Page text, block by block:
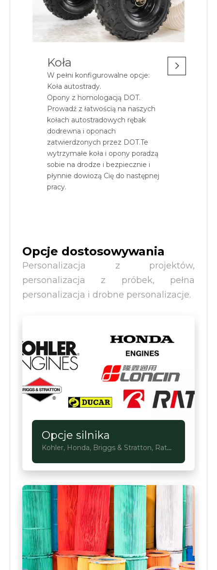
Koła
W pełni konfigurowalne opcje:
Koła autostrady.
Opony z homologacją DOT.
Prowadź z łatwością na naszych
kołach autostradowych rębak
dodrewna i oponach
zatwierdzonych przez DOT.Te
wytrzymałe koła i opony poradzą
sobie na drodze i bezpiecznie i
płynnie dowiozą Cię do następnej
pracy.
Opcje dostosowywania
Personalizacja z projektów,
personalizacja z próbek, pełna
personalizacja i drobne personalizacje.
Opcje silnika
Kohler, Honda, Briggs & Stratton, Rato,